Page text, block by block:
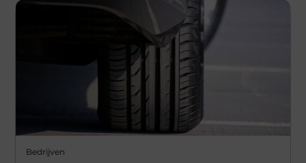
Bedrijven